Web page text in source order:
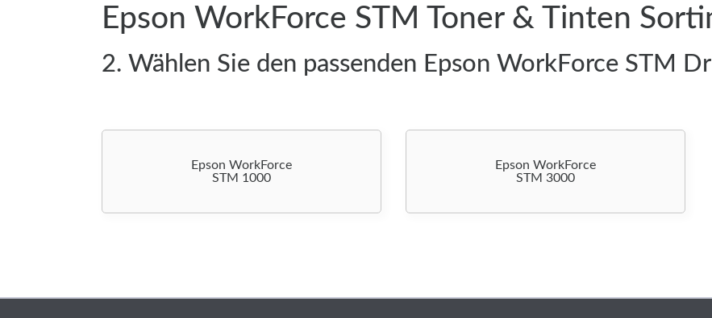
Epson WorkForce STM Toner & Tinten
2. Wählen Sie den passenden Epson WorkForce STM
Epson WorkForce
STM 1000
Epson WorkForce
STM 3000